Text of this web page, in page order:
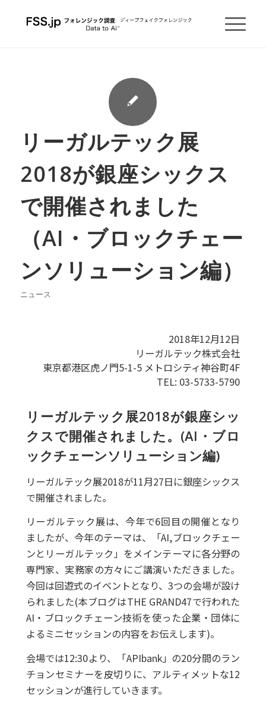
リーガルテック展
2018が銀座シックス
で開催されました
（AI・ブロックチェー
ンソリューション編）
ニュース
2018年12月12日
リーガルテック株式会社
東京都港区虎ノ門5-1-5 メトロシティ神谷町4F
TEL: 03-5733-5790
リーガルテック展2018が銀座シッ
クスで開催されました。(AI・ブロ
ックチェーンソリューション編)
リーガルテック展2018が11月27日に銀座シックス
で開催されました。
リーガルテック展は、今年で6回目の開催となり
ましたが、今年のテーマは、「AI,ブロックチェー
ンとリーガルテック」をメインテーマに各分野の
専門家、実務家の方々にご講演いただきました。
今回は回遊式のイベントとなり、3つの会場が設け
られました(本ブログはTHE GRAND47で行われた
AI・ブロックチェーン技術を使った企業・団体に
よるミニセッションの内容をお伝えします)。
会場では12:30より、「APIbank」の20分間のラン
チョンセミナーを皮切りに、アルティメットな12
セッションが進行していきます。